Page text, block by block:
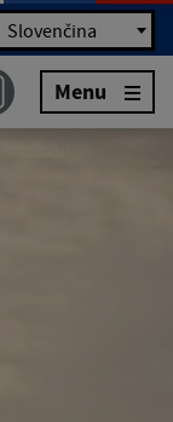
Slovenčina
Menu